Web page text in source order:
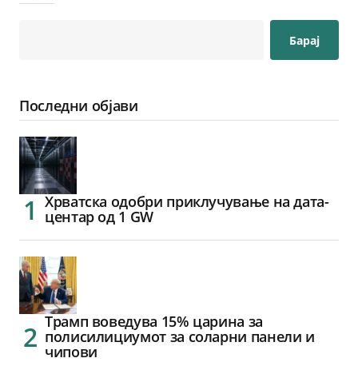
Барај
Последни објави
Хрватска одобри приклучување на дата-
центар од 1 GW
Трамп воведува 15% царина за
полисилициумот за соларни панели и
чипови